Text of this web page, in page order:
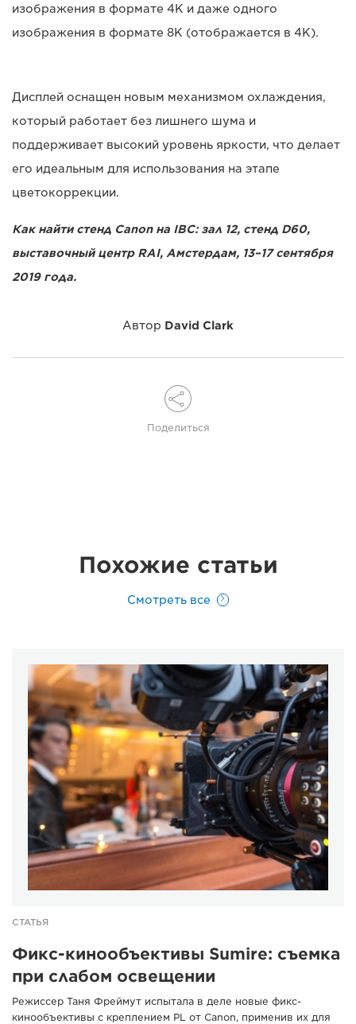
изображения в формате 4K и даже одного
изображения в формате 8K (отображается в 4K).
Дисплей оснащен новым механизмом охлаждения,
который работает без лишнего шума и
поддерживает высокий уровень яркости, что делает
его идеальным для использования на этапе
цветокоррекции.
Как найти стенд Canon на IBC: зал 12, стенд D60,
выставочный центр RAI, Амстердам, 13–17 сентября
2019 года.
Автор David Clark
Поделиться
Похожие статьи
Смотреть все
СТАТЬЯ
Фикс-кинообъективы Sumire: съемка
при слабом освещении
Режиссер Таня Фреймут испытала в деле новые фикс-
кинообъективы с креплением PL от Canon, применив их для